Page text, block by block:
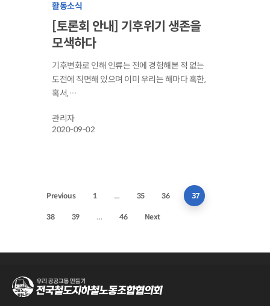
활동소식
[토론회 안내] 기후위기 생존을
모색하다
기후변화로 인해 인류는 전에 경험해본 적 없는
도전에 직면해 있으며 이미 우리는 해마다 혹한,
혹서,…
관리자
2020-09-02
Previous 1 … 35 36 37
38 39 … 46 Next